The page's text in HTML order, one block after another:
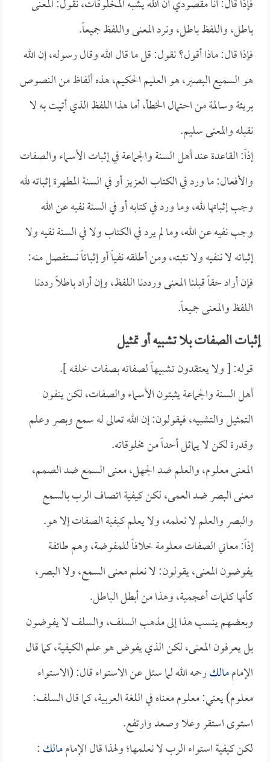
فإذا قال: أنا مقصودي أن الله يشبه المخلوقات، نقول: المعنى
باطل، واللفظ باطل، ونرد المعنى واللفظ جميعاً.
فإذا قال: ماذا أقول؟ نقول: قل ما قال الله وقال رسوله، إن الله
هو السميع البصير، هو العليم الحكيم، هذه ألفاظ من النصوص
بريئة وسالمة من احتمال الخطأ، أما هذا اللفظ الذي أتيت به لا
نقبله والمعنى سليم.
إذاً: القاعدة عند أهل السنة والجماعة في إثبات الأسماء والصفات
والأفعال: ما ورد في الكتاب العزيز أو في السنة المطهرة إثباته لله
وجب إثباتها لله، وما ورد في كتابه أو في السنة نفيه عن الله
وجب نفيه عن الله، وما لم يرد في الكتاب ولا في السنة نفيه ولا
إثباته لا ننفيه ولا نثبته، ومن أطلقه نفياً أو إثباتاً نستفصل منه:
فإن أراد حقاً قبلنا المعنى ورددنا اللفظ، وإن أراد باطلاً رددنا
اللفظ والمعنى جميعاً.
إثبات الصفات بلا تشبيه أو تمثيل
قوله: [ ولا يعتقدون تشبيهاً لصفاته بصفات خلقه ].
أهل السنة والجماعة يثبتون الأسماء والصفات، لكن ينفون
التمثيل والتشبيه، فيقولون: إن الله تعالى له سمع وبصر وعلم
وقدرة لكن لا يماثل أحداً من مخلوقاته.
المعنى معلوم، والعلم ضد الجهل، معنى السمع ضد الصمم،
معنى البصر ضد العمى، لكن كيفية اتصاف الرب بالسمع
والبصر والعلم لا نعلمه، ولا يعلم كيفية الصفات إلا هو.
إذاً: معاني الصفات معلومة خلافاً للمفوضة، وهم طائفة
يفوضون المعنى، يقولون: لا نعلم معنى السمع، ولا البصر،
كأنها كلمات أعجمية، وهذا من أبطل الباطل.
وبعضهم ينسب هذا إلى مذهب السلف، والسلف لا يفوضون
بل يعرفون المعنى، لكن الذي يفوض هو علم الكيفية، كما قال
الإماممالكرحمه الله لما سئل عن الاستواء قال: (الاستواء
معلوم) يعني: معلوم معناه في اللغة العربية، كما قال السلف:
استوى استقر وعلا وصعد وارتفع.
لكن كيفية استواء الرب لا نعلمها؛ ولهذا قال الإماممالك: